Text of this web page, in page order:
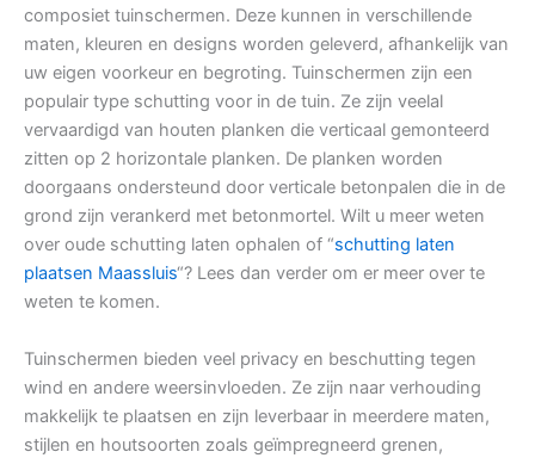
composiet tuinschermen. Deze kunnen in verschillende
maten, kleuren en designs worden geleverd, afhankelijk van
uw eigen voorkeur en begroting. Tuinschermen zijn een
populair type schutting voor in de tuin. Ze zijn veelal
vervaardigd van houten planken die verticaal gemonteerd
zitten op 2 horizontale planken. De planken worden
doorgaans ondersteund door verticale betonpalen die in de
grond zijn verankerd met betonmortel. Wilt u meer weten
over oude schutting laten ophalen of “schutting laten
plaatsen Maassluis“? Lees dan verder om er meer over te
weten te komen.
Tuinschermen bieden veel privacy en beschutting tegen
wind en andere weersinvloeden. Ze zijn naar verhouding
makkelijk te plaatsen en zijn leverbaar in meerdere maten,
stijlen en houtsoorten zoals geïmpregneerd grenen,